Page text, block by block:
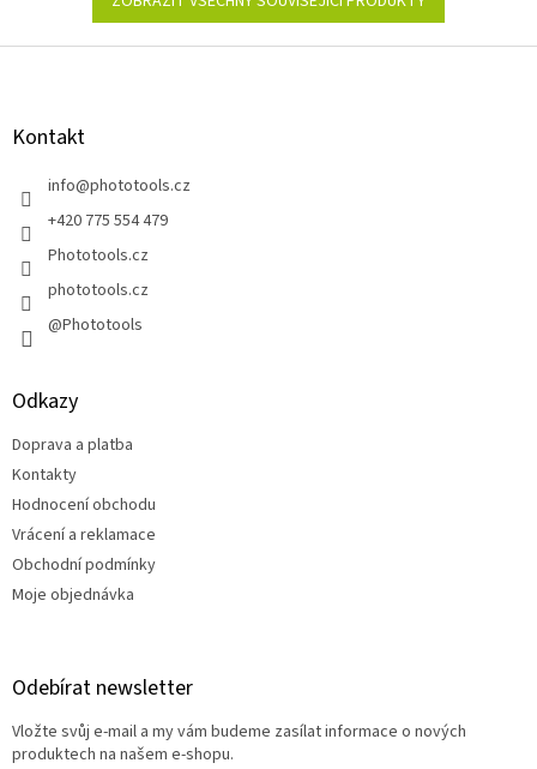
Z
Kontakt
info@phototools.cz
+420 775 554 479
Phototools.cz
phototools.cz
@Phototools
Odkazy
Doprava a platba
Kontakty
Hodnocení obchodu
Vrácení a reklamace
Obchodní podmínky
Moje objednávka
Odebírat newsletter
Vložte svůj e-mail a my vám budeme zasílat informace o nových
produktech na našem e-shopu.